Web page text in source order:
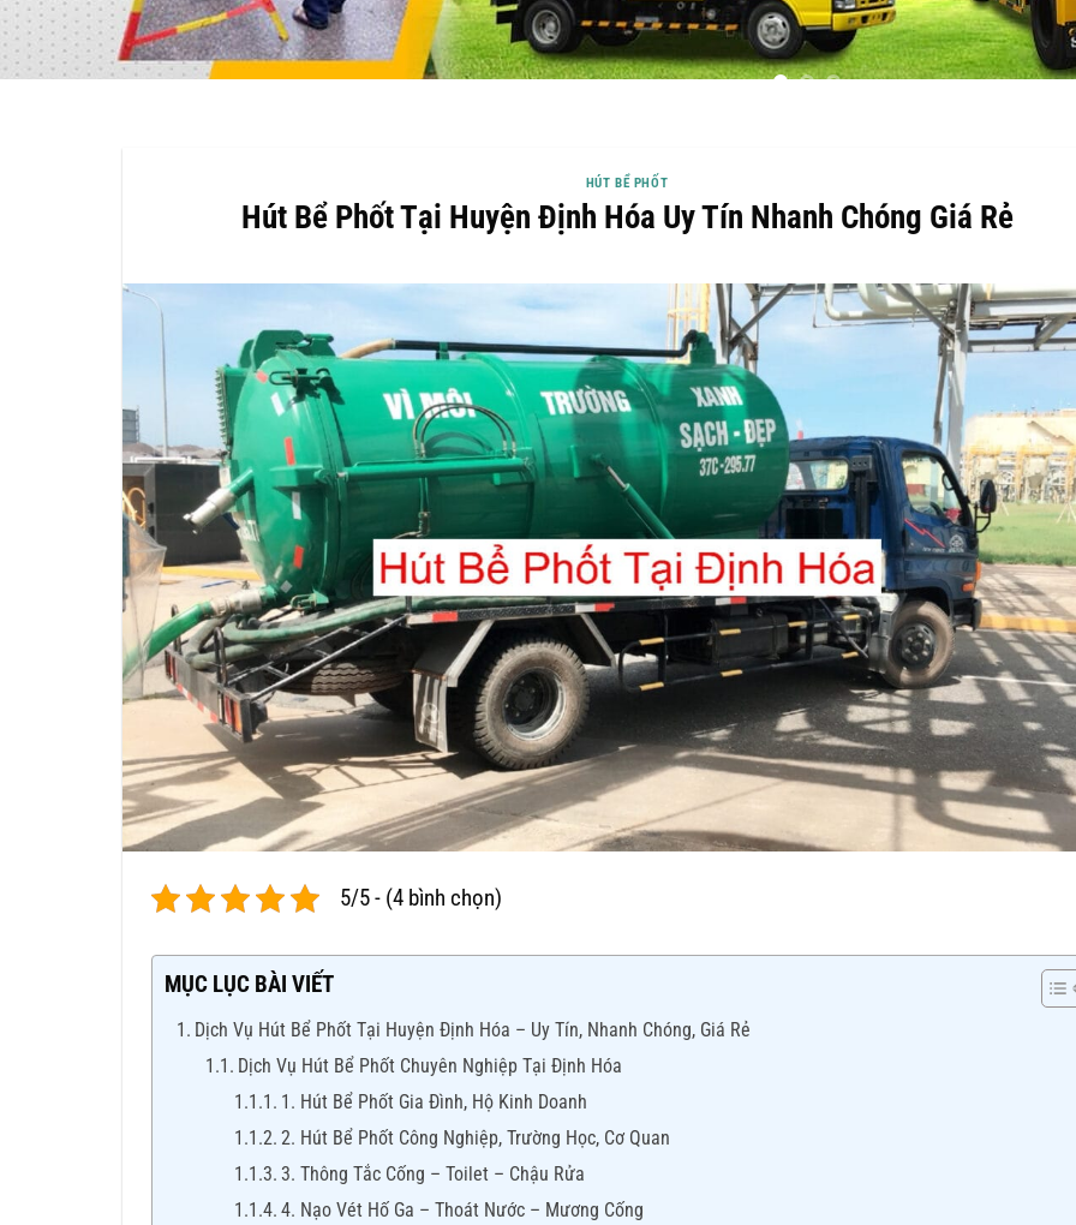
HÚT BỂ PHỐT
Hút Bể Phốt Tại Huyện Định Hóa Uy Tín Nhanh Chóng Giá Rẻ
5/5 - (4 bình chọn)
MỤC LỤC BÀI VIẾT
Dịch Vụ Hút Bể Phốt Tại Huyện Định Hóa – Uy Tín, Nhanh Chóng, Giá Rẻ
Dịch Vụ Hút Bể Phốt Chuyên Nghiệp Tại Định Hóa
1. Hút Bể Phốt Gia Đình, Hộ Kinh Doanh
2. Hút Bể Phốt Công Nghiệp, Trường Học, Cơ Quan
3. Thông Tắc Cống – Toilet – Chậu Rửa
4. Nạo Vét Hố Ga – Thoát Nước – Mương Cống